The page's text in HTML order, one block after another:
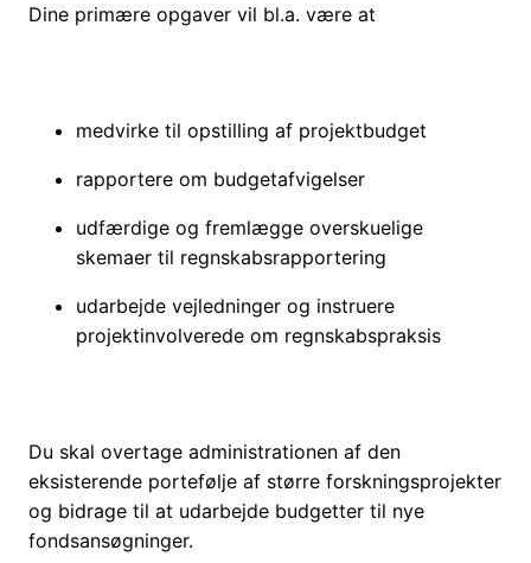
Dine primære opgaver vil bl.a. være at
medvirke til opstilling af projektbudget
rapportere om budgetafvigelser
udfærdige og fremlægge overskuelige
skemaer til regnskabsrapportering
udarbejde vejledninger og instruere
projektinvolverede om regnskabspraksis
Du skal overtage administrationen af den
eksisterende portefølje af større forskningsprojekter
og bidrage til at udarbejde budgetter til nye
fondsansøgninger.